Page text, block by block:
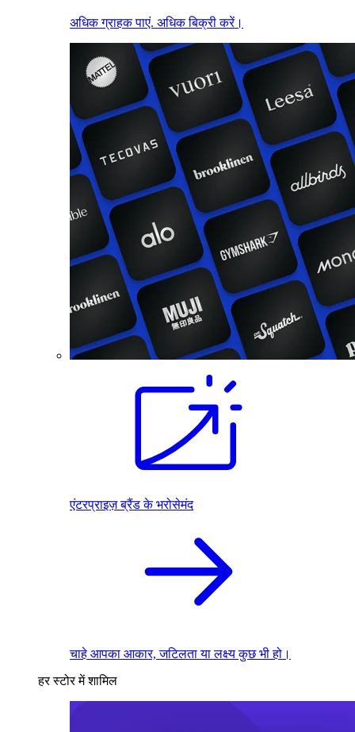
अधिक ग्राहक पाएं. अधिक बिक्री करें।
एंटरप्राइज़ ब्रैंड के भरोसेमंद
चाहे आपका आकार, जटिलता या लक्ष्य कुछ भी हो।
हर स्टोर में शामिल